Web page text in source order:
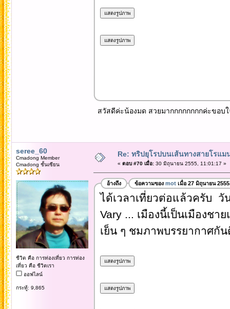
สวัสดีค่ะน้องมด สวยมากกกกกกกกค่ะขอบใ
seree_60
Cmadong Member
Cmadong ชั้นเซียน
ชีวิต คือ การท่องเที่ยว การท่อง
เที่ยว คือ ชีวิตเรา
ออฟไลน์
กระทู้: 9,865
Re: ทริปยุโรปบนเส้นทางสายโรแม
« ตอบ #70 เมื่อ:30 มิถุนายน 2555, 11:01:17 »
อ้างถึง ข้อความของ motเมื่อ 27 มิถุนายน
ได้เวลาเที่ยวต่อแล้วครับ วั
Vary ... เมืองนี้เป็นเมืองชา
เย็น ๆ ชมภาพบรรยากาศกั